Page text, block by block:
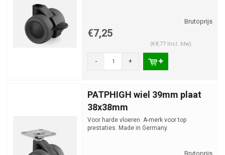
€7,25
(€8,77 Incl. btw)
- +
PATPHIGH wiel 39mm plaat
38x38mm
Voor harde vloeren. A-merk voor top
prestaties. Made in Germany.